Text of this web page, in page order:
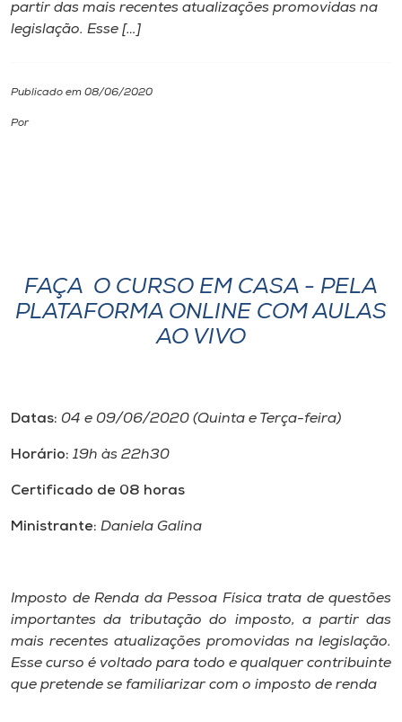
I.nova
Cultura
Editora
A+
A-
partir das mais recentes atualizações promovidas na
legislação. Esse […]
Publicado em 08/06/2020
Por
FAÇA O CURSO EM CASA - PELA
PLATAFORMA ONLINE COM AULAS
AO VIVO
Datas: 04 e 09/06/2020 (Quinta e Terça-feira)
Horário: 19h às 22h30
Certificado de 08 horas
Ministrante: Daniela Galina
Imposto de Renda da Pessoa Física trata de questões
importantes da tributação do imposto, a partir das
mais recentes atualizações promovidas na legislação.
Esse curso é voltado para todo e qualquer contribuinte
que pretende se familiarizar com o imposto de renda